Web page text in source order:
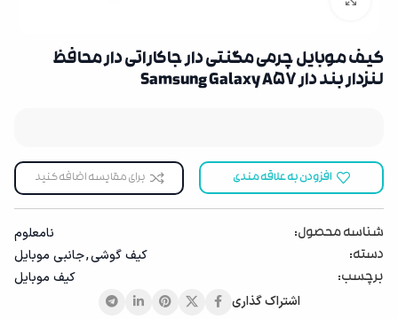
کیف موبایل چرمی مگنتی دار جاکاراتی دار محافظ
لنزدار بند دار Samsung Galaxy A57
افزودن به علاقه مندی برای مقایسه اضافه کنید
شناسه محصول:
نامعلوم
دسته:
کیف گوشی,جانبی موبایل
برچسب:
کیف موبایل
اشتراک گذاری